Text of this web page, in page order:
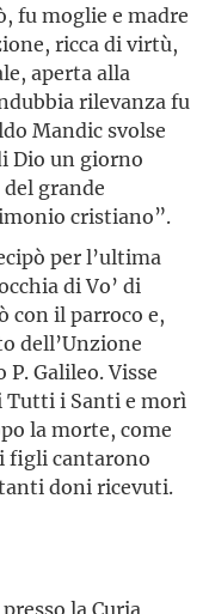
fu moglie e madre
ricca di virtù,
aperta alla
rilevanza fu
Mandic svolse
Dio un giorno
grande
cristiano”.
per l’ultima
di Vo’ di
con il parroco e,
dell’Un­zione
Galileo. Visse
Tutti i Santi e morì
la morte, come
figli cantarono
doni ricevuti.
la Curia